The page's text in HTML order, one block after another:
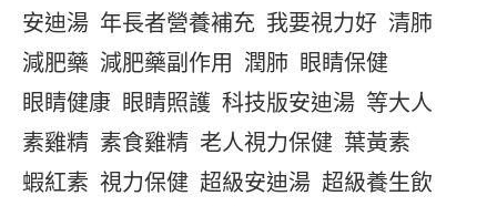
安迪湯 年長者營養補充 我要視力好 清肺
減肥藥 減肥藥副作用 潤肺 眼睛保健
眼睛健康 眼睛照護 科技版安迪湯 等大人
素雞精 素食雞精 老人視力保健 葉黃素
蝦紅素 視力保健 超級安迪湯 超級養生飲